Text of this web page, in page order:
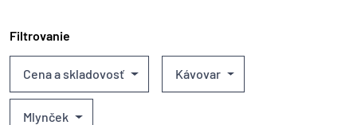
Filtrovanie
Cena a skladovosť Kávovar
Mlynček